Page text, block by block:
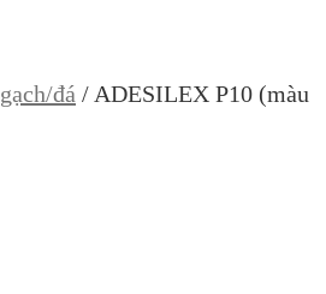
đá / ADESILEX P10 (màu